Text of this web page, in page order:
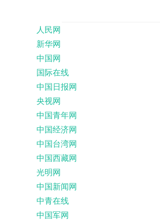
人民网
新华网
中国网
国际在线
中国日报网
央视网
中国青年网
中国经济网
中国台湾网
中国西藏网
光明网
中国新闻网
中青在线
中国军网